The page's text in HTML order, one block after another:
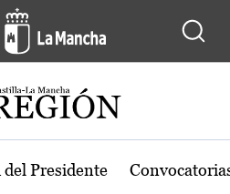
región de Castilla-
Presidente